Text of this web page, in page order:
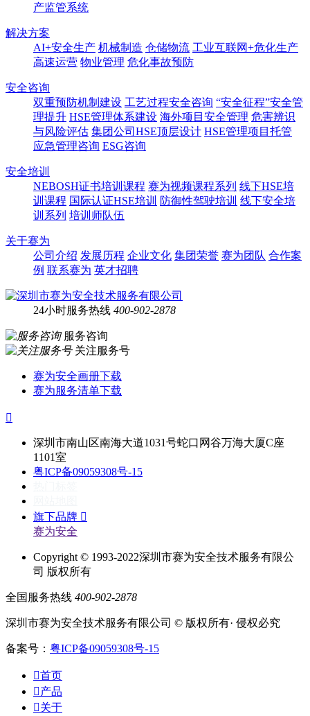
产监管系统
解决方案
AI+安全生产 机械制造 仓储物流 工业互联网+危化生产
高速运营 物业管理 危化事故预防
安全咨询
双重预防机制建设 工艺过程安全咨询 “安全征程”安全管
理提升 HSE管理体系建设 海外项目安全管理 危害辨识
与风险评估 集团公司HSE顶层设计 HSE管理项目托管
应急管理咨询 ESG咨询
安全培训
NEBOSH证书培训课程 赛为视频课程系列 线下HSE培
训课程 国际认证HSE培训 防御性驾驶培训 线下安全培
训系列 培训师队伍
关于赛为
公司介绍 发展历程 企业文化 集团荣誉 赛为团队 合作案
例 联系赛为 英才招聘
24小时服务热线 400-902-2878
服务咨询
关注服务号
赛为安全画册下载
赛为服务清单下载

深圳市南山区南海大道1031号蛇口网谷万海大厦C座
1101室
粤ICP备09059308号-15
旗下品牌 
赛为安全
Copyright © 1993-2022深圳市赛为安全技术服务有限公
司 版权所有
全国服务热线 400-902-2878
深圳市赛为安全技术服务有限公司 © 版权所有· 侵权必究
备案号： 粤ICP备09059308号-15
首页
产品
关于